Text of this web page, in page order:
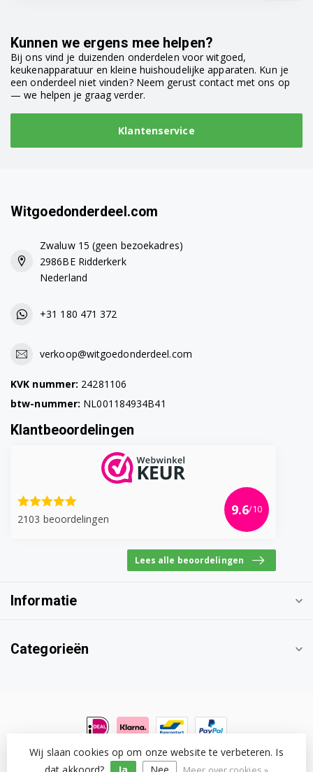
Kunnen we ergens mee helpen?
Bij ons vind je duizenden onderdelen voor witgoed,
keukenapparatuur en kleine huishoudelijke apparaten. Kun je
een onderdeel niet vinden? Neem gerust contact met ons op
— we helpen je graag verder.
Klantenservice
Witgoedonderdeel.com
Zwaluw 15 (geen bezoekadres)
2986BE Ridderkerk
Nederland
+31 180 471 372
verkoop@witgoedonderdeel.com
KVK nummer: 24281106
btw-nummer: NL001184934B41
Klantbeoordelingen
2103 beoordelingen
9.6/10
Lees alle beoordelingen
Informatie
Categorieën
© Copyright 2026 Witgoedonderdeel.com- Powered by
Lightspeed- Lightspeed designbyDyvelopment
Wij slaan cookies op om onze website te verbeteren. Is